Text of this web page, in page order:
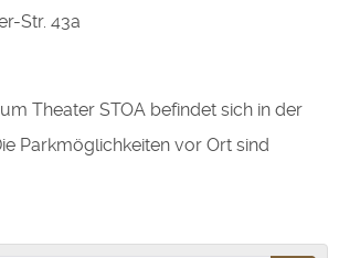
Str. 43a
Theater STOA befindet sich in der
Parkmöglichkeiten vor Ort sind